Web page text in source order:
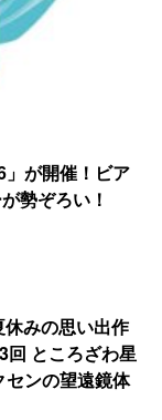
」が開催！ビア
勢ぞろい！
休みの思い出作
回 ところざわ星
ンの望遠鏡体